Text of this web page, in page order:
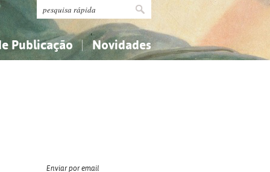
Publicação Novidades
Enviar por email